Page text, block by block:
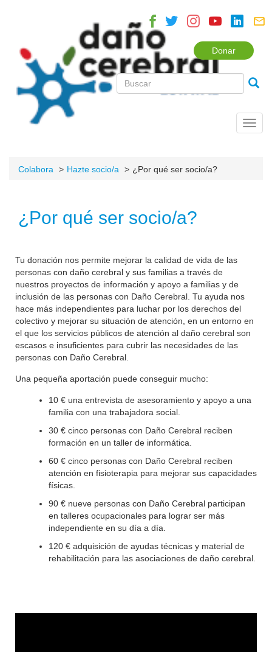
Donar
Colabora Hazte socio/a ¿Por qué ser socio/a?
¿Por qué ser socio/a?
Tu donación nos permite mejorar la calidad de vida de las
personas con daño cerebral y sus familias a través de
nuestros proyectos de información y apoyo a familias y de
inclusión de las personas con Daño Cerebral. Tu ayuda nos
hace más independientes para luchar por los derechos del
colectivo y mejorar su situación de atención, en un entorno en
el que los servicios públicos de atención al daño cerebral son
escasos e insuficientes para cubrir las necesidades de las
personas con Daño Cerebral.
Una pequeña aportación puede conseguir mucho:
10 € una entrevista de asesoramiento y apoyo a una
familia con una trabajadora social.
30 € cinco personas con Daño Cerebral reciben
formación en un taller de informática.
60 € cinco personas con Daño Cerebral reciben
atención en fisioterapia para mejorar sus capacidades
físicas.
90 € nueve personas con Daño Cerebral participan
en talleres ocupacionales para lograr ser más
independiente en su día a día.
120 € adquisición de ayudas técnicas y material de
rehabilitación para las asociaciones de daño cerebral.